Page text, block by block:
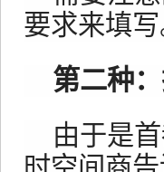
要求来填写
第二种
由于是